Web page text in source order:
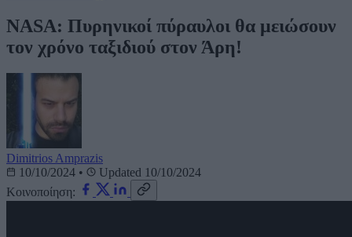
NASA: Πυρηνικοί πύραυλοι θα μειώσουν
τον χρόνο ταξιδιού στον Άρη!
Dimitrios Amprazis
10/10/2024 •
Updated 10/10/2024
Κοινοποίηση: